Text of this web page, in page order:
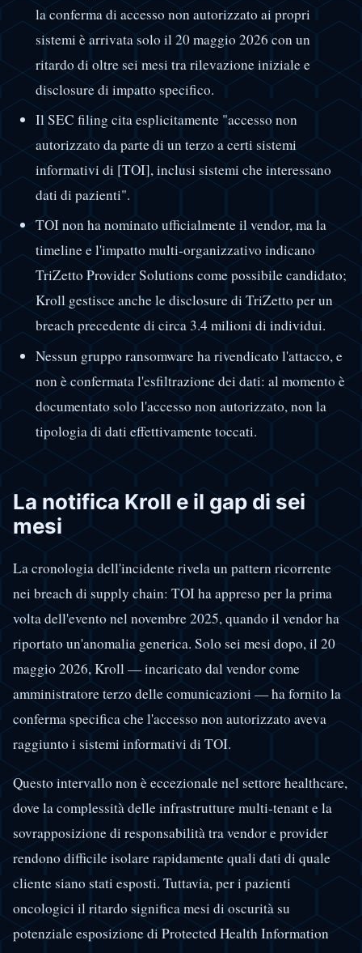
la conferma di accesso non autorizzato ai propri
sistemi è arrivata solo il 20 maggio 2026 con un
ritardo di oltre sei mesi tra rilevazione iniziale e
disclosure di impatto specifico.
Il SEC filing cita esplicitamente "accesso non
autorizzato da parte di un terzo a certi sistemi
informativi di [TOI], inclusi sistemi che interessano
dati di pazienti".
TOI non ha nominato ufficialmente il vendor, ma la
timeline e l'impatto multi-organizzativo indicano
TriZetto Provider Solutions come possibile candidato;
Kroll gestisce anche le disclosure di TriZetto per un
breach precedente di circa 3.4 milioni di individui.
Nessun gruppo ransomware ha rivendicato l'attacco, e
non è confermata l'esfiltrazione dei dati: al momento è
documentato solo l'accesso non autorizzato, non la
tipologia di dati effettivamente toccati.
La notifica Kroll e il gap di sei
mesi
La cronologia dell'incidente rivela un pattern ricorrente
nei breach di supply chain: TOI ha appreso per la prima
volta dell'evento nel novembre 2025, quando il vendor ha
riportato un'anomalia generica. Solo sei mesi dopo, il 20
maggio 2026, Kroll — incaricato dal vendor come
amministratore terzo delle comunicazioni — ha fornito la
conferma specifica che l'accesso non autorizzato aveva
raggiunto i sistemi informativi di TOI.
Questo intervallo non è eccezionale nel settore healthcare,
dove la complessità delle infrastrutture multi-tenant e la
sovrapposizione di responsabilità tra vendor e provider
rendono difficile isolare rapidamente quali dati di quale
cliente siano stati esposti. Tuttavia, per i pazienti
oncologici il ritardo significa mesi di oscurità su
potenziale esposizione di Protected Health Information